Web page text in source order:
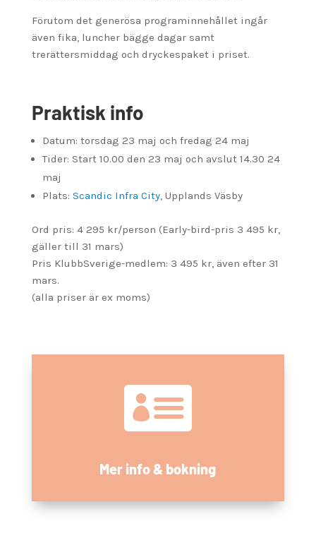
Förutom det generösa programinnehållet ingår
även fika, luncher bägge dagar samt
trerättersmiddag och dryckespaket i priset.
Praktisk info
Datum: torsdag 23 maj och fredag 24 maj
Tider: Start 10.00 den 23 maj och avslut 14.30 24
maj
Plats: Scandic Infra City, Upplands Väsby
Ord pris: 4 295 kr/person (Early-bird-pris 3 495 kr,
gäller till 31 mars)
Pris KlubbSverige-medlem: 3 495 kr, även efter 31
mars.
(alla priser är ex moms)

Mer info & bokning